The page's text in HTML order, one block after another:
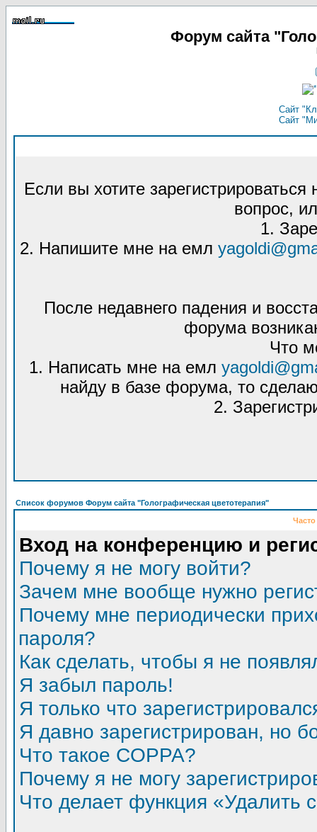
Форум сайта
Сайт
Сайт
Если вы хотите
вопрос,
1.
2. Напишите мне на емл
После недавнего падения и
форума
Что
1. Написать мне на емл
найду в базе форума, то
2.
Список форумов Форум сайта "Голографическая цветотерапия"
Вход на конференцию и
Почему я не могу войти?
Зачем мне вообще нужно
Почему мне периодически
пароля?
Как сделать, чтобы я не
Я забыл пароль!
Я только что
Я давно зарегистрирован, но
Что такое COPPA?
Почему я не могу
Что делает функция «Удалить